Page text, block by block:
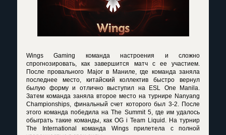
Wings Gaming команда настроения и сложно
спрогнозировать, как завершится матч с ее участием.
После провального Major в Маниле, где команда заняла
последнее место, китайский коллектив быстро вернул
былую форму и отлично выступил на ESL One Manila.
Затем команда заняла второе место на турнире Nanyang
Championships, финальный счет которого был 3-2. После
этого команда победила на The Summit 5, где им удалось
обыграть такие команды, как OG i Team Liquid. На турнир
The International команда Wings прилетела с полной